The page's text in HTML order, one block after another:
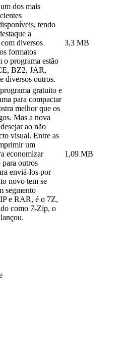
dos mais
tendo
a
diversos
formatos
o programa estão
BZ2, JAR,
diversos outros.
3,3 MB
gratuito e
para compactar
melhor que os
Mas a nova
ao não
visual. Entre as
um
economizar
para outros
enviá-los por
novo tem se
segmento
e RAR, é o 7Z,
como 7-Zip, o
1,09 MB